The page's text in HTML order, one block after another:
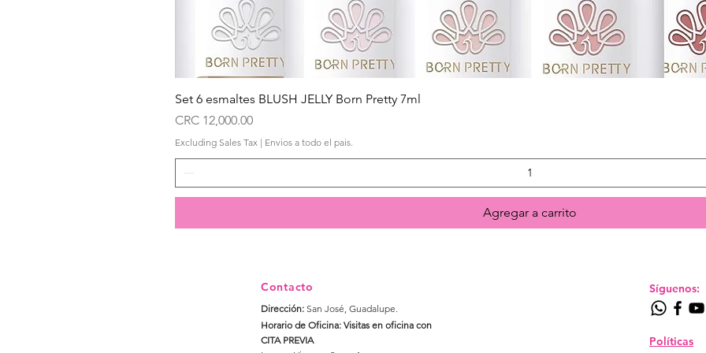
Set 6 esmaltes BLUSH JELLY Born Pretty 7ml
Price
CRC 12,000.00
Excluding Sales Tax | Envios a todo el pais.
Agregar a carrito
Contacto
Dirección: San José, Guadalupe.​
Horario de Oficina: Visitas en oficina con
CITA PREVIA
Síguenos:
Políticas